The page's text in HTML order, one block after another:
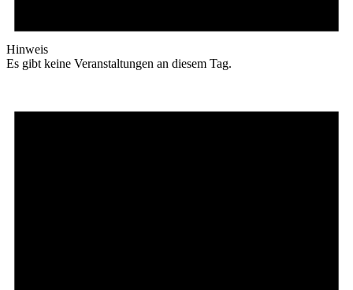
Hinweis
Es gibt keine Veranstaltungen an diesem Tag.